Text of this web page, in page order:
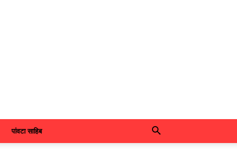
पांवटा साहिब